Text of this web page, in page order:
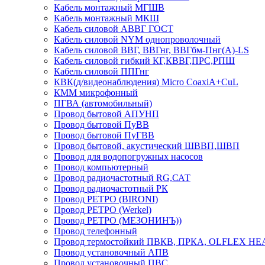
Кабель монтажный МГШВ
Кабель монтажный МКШ
Кабель силовой АВВГ ГОСТ
Кабель силовой NYM однопроволочный
Кабель силовой ВВГ, ВВГнг, ВВГбм-Пнг(А)-LS
Кабель силовой гибкий КГ,КВВГ,ПРС,РПШ
Кабель силовой ППГнг
КВК(д/видеонаблюдения) Micro CoaxiA+CuL
КММ микрофонный
ПГВА (автомобильный)
Провод бытовой АПУНП
Провод бытовой ПуВВ
Провод бытовой ПуГВВ
Провод бытовой, акустический ШВВП,ШВП
Провод для водопогружных насосов
Провод компьютерный
Провод радиочастотный RG,САТ
Провод радиочастотный РК
Провод РЕТРО (BIRONI)
Провод РЕТРО (Werkel)
Провод РЕТРО (МЕЗОНИНЪ))
Провод телефонный
Провод термостойкий ПВКВ, ПРКА, OLFLEX
Провод установочный АПВ